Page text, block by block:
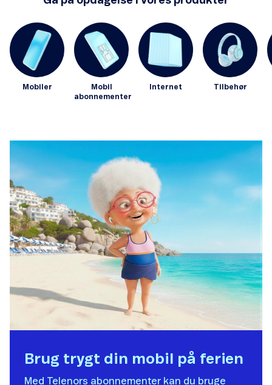
Mobiler
Mobil
abonnementer
Internet Tilbehør
Brug trygt din mobil på ferien
Med Telenors abonnementer kan du bruge